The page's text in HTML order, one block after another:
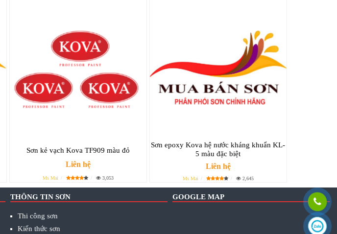
Sơn kẻ vạch Kova TF909 màu đỏ
Liên hệ
Ms Mai 3,053
Sơn epoxy Kova hệ nước kháng khuẩn KL-
5 màu đặc biệt
Liên hệ
Ms Mai 2,645
THÔNG TIN SƠN
Thi công sơn
Kiến thức sơn
GOOGLE MAP